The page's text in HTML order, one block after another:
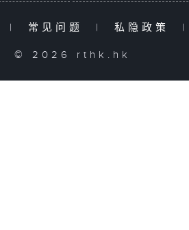
| 常见问题 | 私隐政策 |
© 2026 rthk.hk